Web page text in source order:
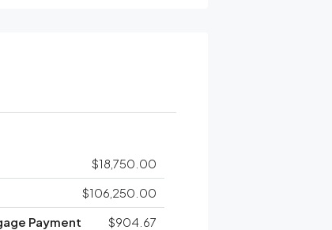
$18,750.00
$106,250.00
Payment
$904.67